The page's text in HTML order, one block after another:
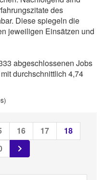
des
Diese spiegeln die
jeweiligen Einsätzen und
abgeschlossenen Jobs
durchschnittlich 4,74
16 17
18